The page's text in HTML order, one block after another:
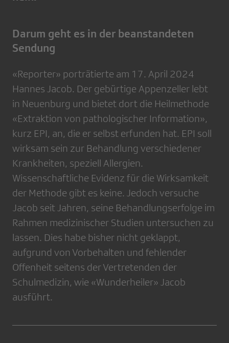
Darum geht es in der beanstandeten
Sendung
«Reporter» porträtierte am 17. April 2024
Hannes Jacob. Der gebürtige Appenzeller lebt
in Neuenburg und bietet dort die Heilmethode
«Extraktion von pathologischer Information»,
kurz EPI, an, die er selbst erfunden hat. EPI soll
wirksam sein zur Behandlung verschiedener
Krankheiten, speziell Allergien.
Wissenschaftliche Evidenz für die Wirksamkeit
der Methode gibt es keine. Jedoch versuche
Jacob seit Jahren, seine Behandlungserfolge im
Rahmen medizinischer Studien untersuchen zu
lassen. Dies habe bisher nicht geklappt,
aufgrund von Vorbehalten und fehlender
Offenheit seitens der Vertretenden der
Schulmedizin, wie «Wunderheiler» Jacob
ausführt.